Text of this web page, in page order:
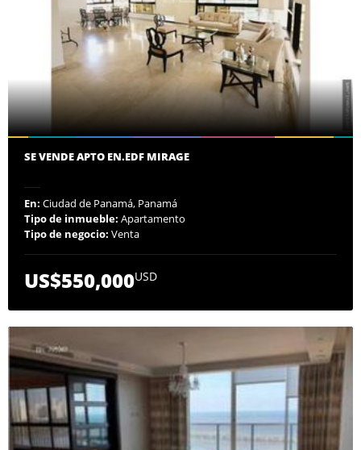
SE VENDE APTO EN.EDF MIRAGE
En: Ciudad de Panamá, Panamá
Tipo de inmueble: Apartamento
Tipo de negocio: Venta
US$550,000USD